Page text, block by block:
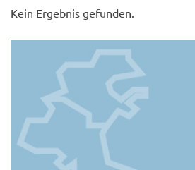
Kein Ergebnis gefunden.